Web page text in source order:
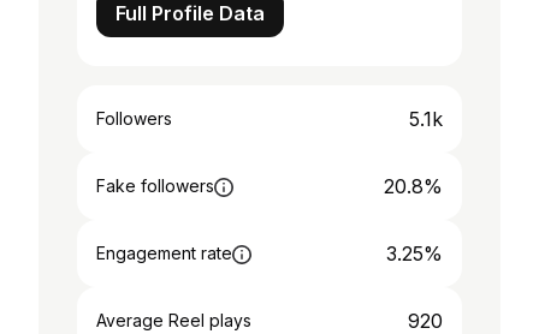
Full Profile Data
Followers 5.1k
Fake followers 20.8%
Engagement rate 3.25%
Average Reel plays 920